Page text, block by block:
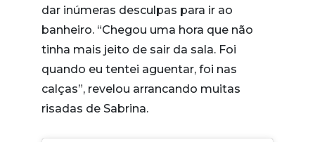
dar inúmeras desculpas para ir ao
banheiro. “Chegou uma hora que não
tinha mais jeito de sair da sala. Foi
quando eu tentei aguentar, foi nas
calças”, revelou arrancando muitas
risadas de Sabrina.